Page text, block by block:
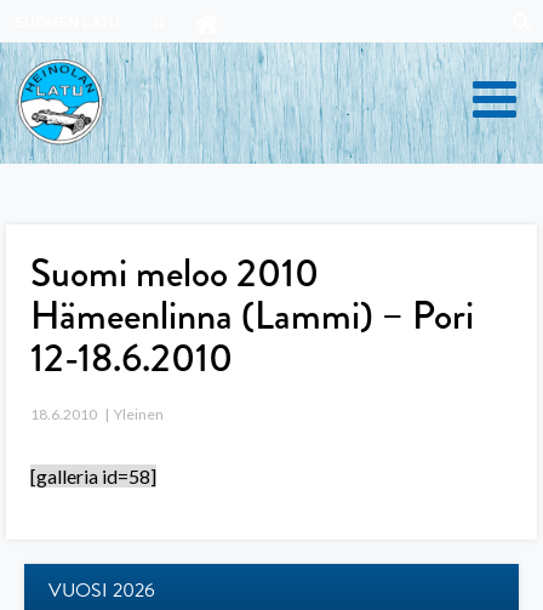
to
content
Suomi meloo 2010
Hämeenlinna (Lammi) – Pori
12-18.6.2010
18.6.2010 Yleinen
[galleria id=58]
VUOSI 2026